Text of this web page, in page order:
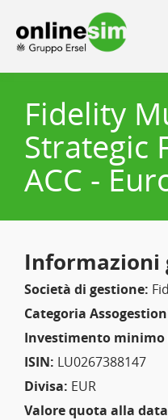
Fidelity
Strategic
ACC -
Informazioni
Società di gestione:
Categoria
Investimento minimo
ISIN: LU0267388147
Divisa: EUR
Valore quota alla